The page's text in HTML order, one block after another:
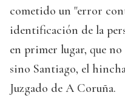
cometido un "error
identificación de la
en primer lugar, que
sino Santiago, el
Juzgado de A Coruña.